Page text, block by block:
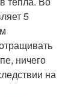
5
ничего
на